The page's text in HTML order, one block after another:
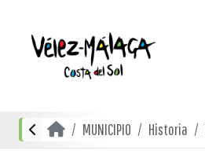
El municipio
DESCUBRE
MUNICIPIO Historia